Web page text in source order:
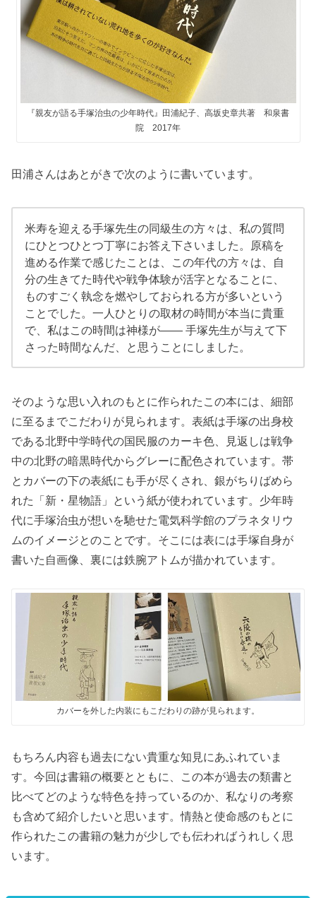
『親友が語る手塚治虫の少年時代』田浦紀子、高坂史章共著 和泉書
院 2017年
田浦さんはあとがきで次のように書いています。
米寿を迎える手塚先生の同級生の方々は、私の質問
にひとつひとつ丁寧にお答え下さいました。原稿を
進める作業で感じたことは、この年代の方々は、自
分の生きてた時代や戦争体験が活字となることに、
ものすごく執念を燃やしておられる方が多いという
ことでした。一人ひとりの取材の時間が本当に貴重
で、私はこの時間は神様が―― 手塚先生が与えて下
さった時間なんだ、と思うことにしました。
そのような思い入れのもとに作られたこの本には、細部
に至るまでこだわりが見られます。表紙は手塚の出身校
である北野中学時代の国民服のカーキ色、見返しは戦争
中の北野の暗黒時代からグレーに配色されています。帯
とカバーの下の表紙にも手が尽くされ、銀がちりばめら
れた「新・星物語」という紙が使われています。少年時
代に手塚治虫が想いを馳せた電気科学館のプラネタリウ
ムのイメージとのことです。そこには表には手塚自身が
書いた自画像、裏には鉄腕アトムが描かれています。
カバーを外した内装にもこだわりの跡が見られます。
もちろん内容も過去にない貴重な知見にあふれていま
す。今回は書籍の概要とともに、この本が過去の類書と
比べてどのような特色を持っているのか、私なりの考察
も含めて紹介したいと思います。情熱と使命感のもとに
作られたこの書籍の魅力が少しでも伝わればうれしく思
います。